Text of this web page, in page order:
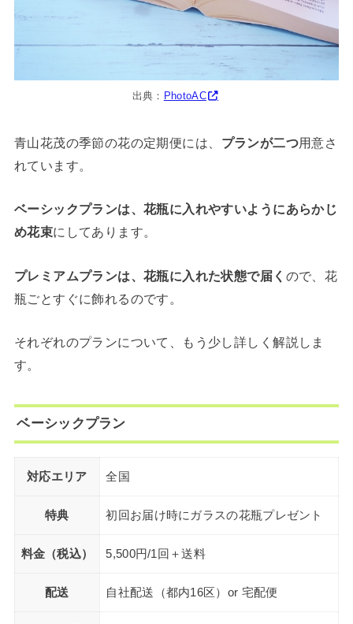
出典： PhotoAC
青山花茂の季節の花の定期便には、 プランが二つ用意さ
れています。
ベーシックプランは、花瓶に入れやすいようにあらかじ
め花束にしてあります。
プレミアムプランは、花瓶に入れた状態で届く ので、花
瓶ごとすぐに飾れるのです。
それぞれのプランについて、もう少し詳しく解説しま
す。
ベーシックプラン
対応エリア 全国
特典 初回お届け時にガラスの花瓶プレゼント
料金（税込） 5,500円/1回＋送料
配送 自社配送（都内16区）or 宅配便